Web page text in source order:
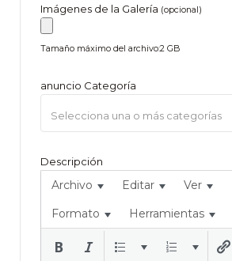
Imágenes de la Galería (opcional)
Tamaño máximo del archivo:2 GB
anuncio Categoría
Descripción
Archivo Editar Ver
Formato
Herramientas